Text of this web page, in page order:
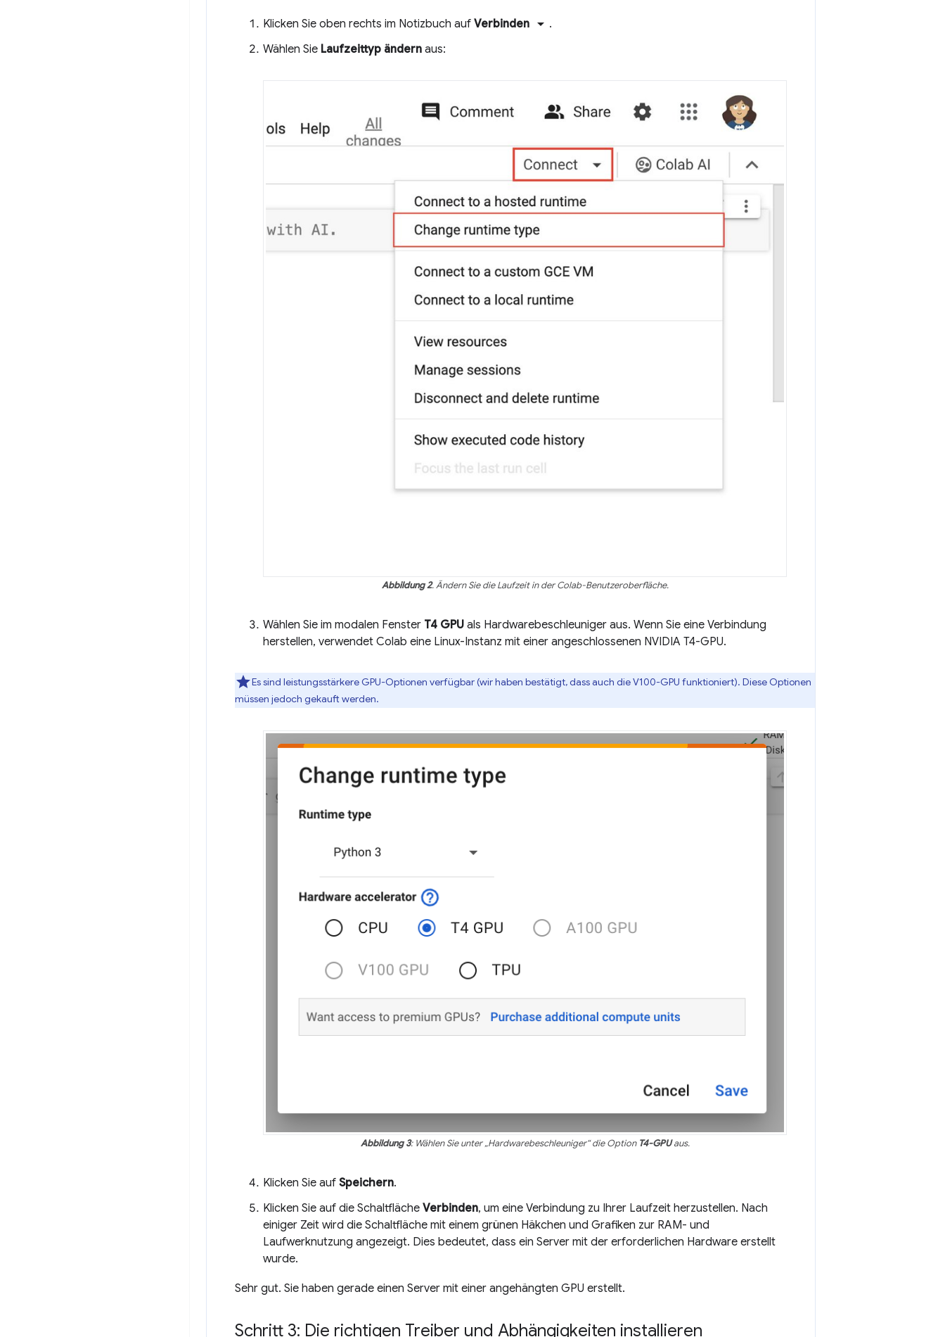
Klicken Sie oben rechts im Notizbuch auf Verbinden arrow_drop_down .
Wählen Sie Laufzeittyp ändern aus:
Abbildung 2. Ändern Sie die Laufzeit in der Colab-Benutzeroberfläche.
Wählen Sie im modalen Fenster T4 GPU als Hardwarebeschleuniger aus. Wenn Sie eine Verbindung
herstellen, verwendet Colab eine Linux-Instanz mit einer angeschlossenen NVIDIA T4-GPU.
Es sind leistungsstärkere GPU-Optionen verfügbar (wir haben bestätigt, dass auch die V100-GPU funktioniert). Diese Optionen
müssen jedoch gekauft werden.
Abbildung 3: Wählen Sie unter „Hardwarebeschleuniger“ die Option T4-GPUaus.
Klicken Sie auf Speichern.
Klicken Sie auf die Schaltfläche Verbinden, um eine Verbindung zu Ihrer Laufzeit herzustellen. Nach
einiger Zeit wird die Schaltfläche mit einem grünen Häkchen und Grafiken zur RAM- und
Laufwerknutzung angezeigt. Dies bedeutet, dass ein Server mit der erforderlichen Hardware erstellt
wurde.
Sehr gut. Sie haben gerade einen Server mit einer angehängten GPU erstellt.
Schritt 3: Die richtigen Treiber und Abhängigkeiten installieren